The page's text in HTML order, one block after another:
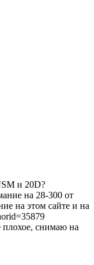
и 20D?
на 28-300 от
на этом сайте и на
плохое, снимаю на